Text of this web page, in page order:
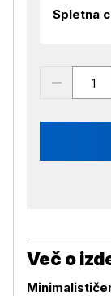
Spletna
Več o